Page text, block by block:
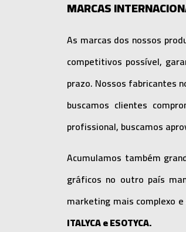
MARCAS
As marcas dos nossos
competitivos possível,
prazo. Nossos fabricantes
buscamos clientes
profissional, buscamos
Acumulamos também
gráficos no outro país
marketing mais complexo
ITALYCA e ESOTYCA.